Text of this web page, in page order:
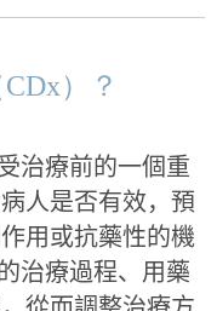
）？
治療前的一個重
人是否有效，預
用或抗藥性的機
治療過程、用藥